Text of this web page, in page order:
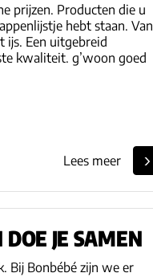
prijzen. Producten die u
hebt staan. Van
ijs. Een uitgebreid
kwaliteit. g’woon goed
Lees meer
JE SAMEN
Bij Bonbébé zijn we er